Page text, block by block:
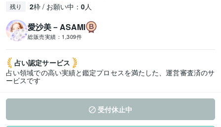
残り 2枠 / お願い中： 0人
愛沙美－ASAMI
総販売実績： 1,309件
占い認定サービス
占い領域での高い実績と鑑定プロセスを満たした、運営審査済のサ
ービスです
受付休止中